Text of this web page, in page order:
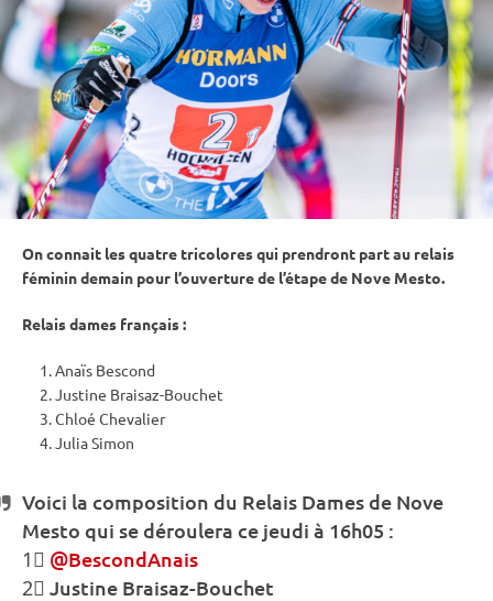
On connait les quatre tricolores qui prendront part au relais
féminin demain pour l’ouverture de l’étape de Nove Mesto.
Relaisdames français :
Anaïs Bescond
Justine Braisaz-Bouchet
Chloé Chevalier
Julia Simon
Voici la composition du Relais Dames de Nove
Mesto qui se déroulera ce jeudi à 16h05 :
1⃣ @BescondAnais
2⃣ Justine Braisaz-Bouchet